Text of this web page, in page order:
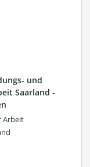
und
Saarland -
Arbeit